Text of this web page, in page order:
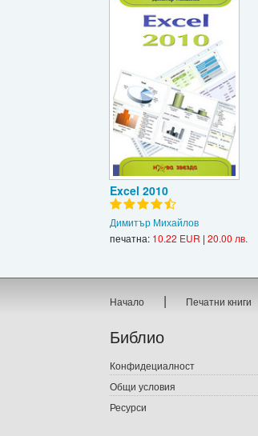
Excel 2010
Димитър Михайлов
печатна: 10.22 EUR | 20.00 лв.
Начало | Печатни книги
Библио
Конфидециалност
Общи условия
Ресурси